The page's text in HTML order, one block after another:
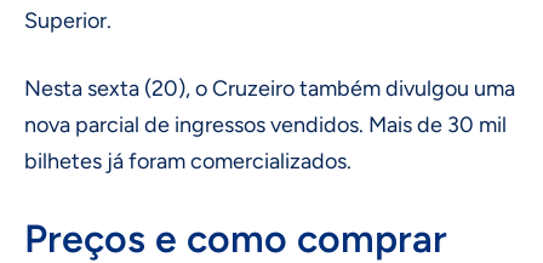
Superior.
Nesta sexta (20), o Cruzeiro também divulgou uma
nova parcial de ingressos vendidos. Mais de 30 mil
bilhetes já foram comercializados.
Preços e como comprar